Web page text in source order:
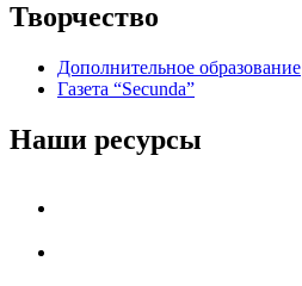
Творчество
Дополнительное образование
Газета “Secunda”
Наши ресурсы